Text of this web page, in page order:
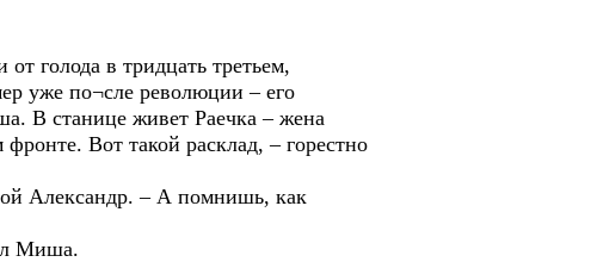
голода в тридцать третьем,
уже по¬сле революции – его
В станице живет Раечка – жена
Вот такой расклад, – горестно
Александр. – А помнишь, как
Миша.